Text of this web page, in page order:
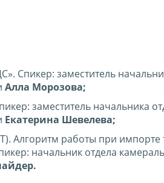
Спикер: заместитель
Алла Морозова;
заместитель начальника
Екатерина Шевелева;
Алгоритм работы при импорте
начальник отдела